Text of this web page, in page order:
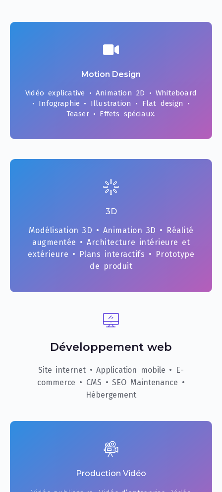
Motion Design
Vidéo explicative • Animation 2D • Whiteboard
• Infographie • Illustration • Flat design •
Teaser • Effets spéciaux.
3D
Modélisation 3D • Animation 3D • Réalité
augmentée • Architecture intérieure et
extérieure • Plans interactifs • Prototype
de produit
Développement web
Site internet • Application mobile • E-
commerce • CMS • SEO Maintenance •
Hébergement
Production Vidéo